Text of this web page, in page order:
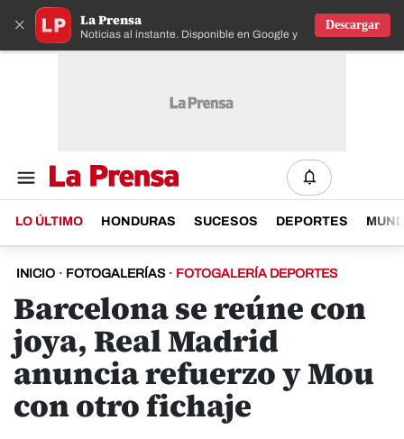
× La Prensa
Noticias al instante. Disponible en Google y IOS
Descargar
LO ÚLTIMO HONDURAS SUCESOS DEPORTES
INICIO · FOTOGALERÍAS · FOTOGALERÍA DEPORTES
Barcelona se reúne con
joya, Real Madrid
anuncia refuerzo y Mou
con otro fichaje